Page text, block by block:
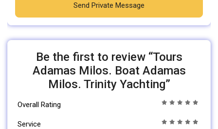
Send Private Message
Be the first to review “Tours
Adamas Milos. Boat Adamas
Milos. Trinity Yachting”
Overall Rating
Service